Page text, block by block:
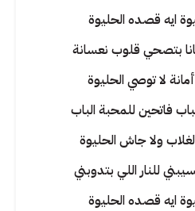
ايه قصده الحليوة
بتصحي قلوب نعسانة
لا توصي الحليوة
فاتحين للمحبة الباب
ولا جاش الحليوة
للنار اللي بتدوبني
ايه قصده الحليوة